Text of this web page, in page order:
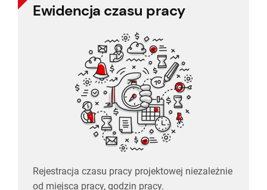
Ewidencja czasu pracy
Rejestracja czasu pracy projektowej niezależnie
od miejsca pracy, godzin pracy.
Grafik i śledzenie czasu
Rejestracja czasu pracy projektowej niezależnie
od miejsca pracy, godzin pracy.